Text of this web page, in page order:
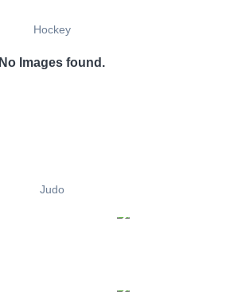
Hockey
No Images found.
Judo